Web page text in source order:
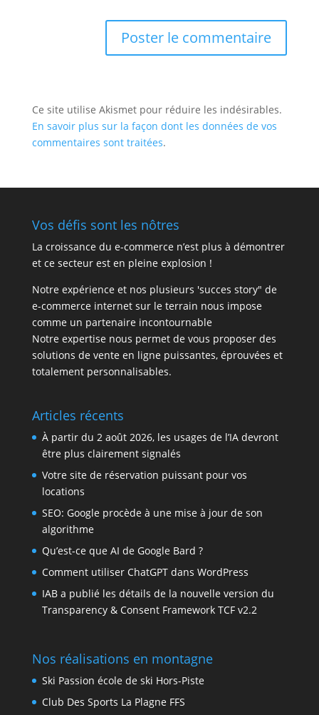
Ce site utilise Akismet pour réduire les indésirables.
En savoir plus sur la façon dont les données de vos
commentaires sont traitées.
Vos défis sont les nôtres
La croissance du e-commerce n’est plus à démontrer
et ce secteur est en pleine explosion !
Notre expérience et nos plusieurs 'succes story" de
e-commerce internet sur le terrain nous impose
comme un partenaire incontournable
Notre expertise nous permet de vous proposer des
solutions de vente en ligne puissantes, éprouvées et
totalement personnalisables.
Articles récents
À partir du 2 août 2026, les usages de l’IA devront
être plus clairement signalés
Votre site de réservation puissant pour vos
locations
SEO: Google procède à une mise à jour de son
algorithme
Qu’est-ce que AI de Google Bard ?
Comment utiliser ChatGPT dans WordPress
IAB a publié les détails de la nouvelle version du
Transparency & Consent Framework TCF v2.2
Nos réalisations en montagne
Ski Passion école de ski Hors-Piste
Club Des Sports La Plagne FFS